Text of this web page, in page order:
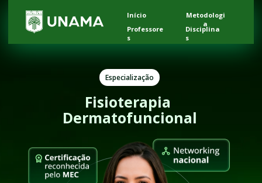
Fisioterapia
Dermatofuncional
Especialização
Disciplina
s
Início
Metodologi
a
Professore
s